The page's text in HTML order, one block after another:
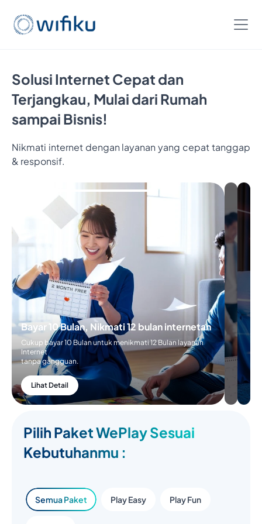
Solusi Internet Cepat dan
Terjangkau, Mulai dari Rumah
sampai Bisnis!
Nikmati internet dengan layanan yang cepat tanggap
& responsif.
Bayar 10 Bulan, Nikmati 12 bulan internetan
Cukup bayar 10 Bulan untuk menikmati 12 Bulan layanan
Internet
tanpa gangguan.
Lihat Detail
Pilih Paket WePlay Sesuai
Kebutuhanmu :
Semua Paket Play Easy Play Fun